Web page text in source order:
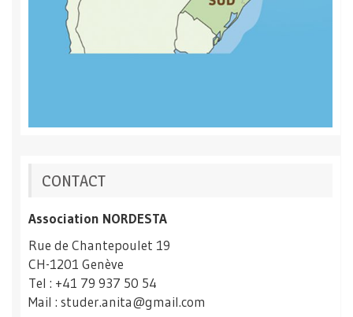
CONTACT
Association NORDESTA
Rue de Chantepoulet 19
CH-1201 Genève
Tel : +41 79 937 50 54
Mail : studer.anita@gmail.com